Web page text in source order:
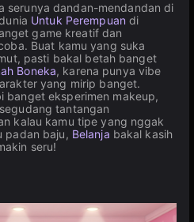
serunya dandan-mendandan di
Untuk Perempuan di
game kreatif dan
Buat kamu yang suka
pasti bakal betah banget
Boneka, karena punya vibe
yang mirip banget.
banget eksperimen makeup,
tantangan
kalau kamu tipe yang nggak
padan baju, Belanja bakal kasih
seru!